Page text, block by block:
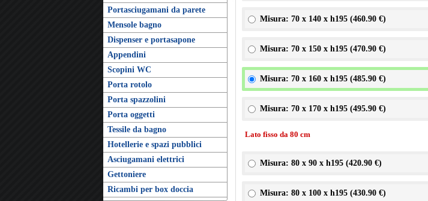
Portasciugamani da parete
Mensole bagno
Dispenser e portasapone
Appendini
Scopini WC
Porta rotolo
Porta spazzolini
Porta oggetti
Tessile da bagno
Hotellerie e spazi pubblici
Asciugamani elettrici
Gettoniere
Ricambi per box doccia
Misura: 70 x 140 x h195 (460.90 €)
Misura: 70 x 150 x h195 (470.90 €)
Misura: 70 x 160 x h195 (485.90 €)
Misura: 70 x 170 x h195 (495.90 €)
Lato fisso da 80 cm
Misura: 80 x 90 x h195 (420.90 €)
Misura: 80 x 100 x h195 (430.90 €)